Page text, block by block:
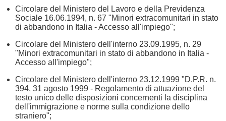
Circolare del Ministero del Lavoro e della Previdenza
Sociale 16.06.1994, n. 67 "Minori extracomunitari in stato
di abbandono in Italia - Accesso all'impiego";
Circolare del Ministero dell'interno 23.09.1995, n. 29
"Minori extracomunitari in stato di abbandono in Italia -
Accesso all'impiego";
Circolare del Ministero dell'interno 23.12.1999 "D.P.R. n.
394, 31 agosto 1999 - Regolamento di attuazione del
testo unico delle disposizioni concernenti la disciplina
dell'immigrazione e norme sulla condizione dello
straniero";